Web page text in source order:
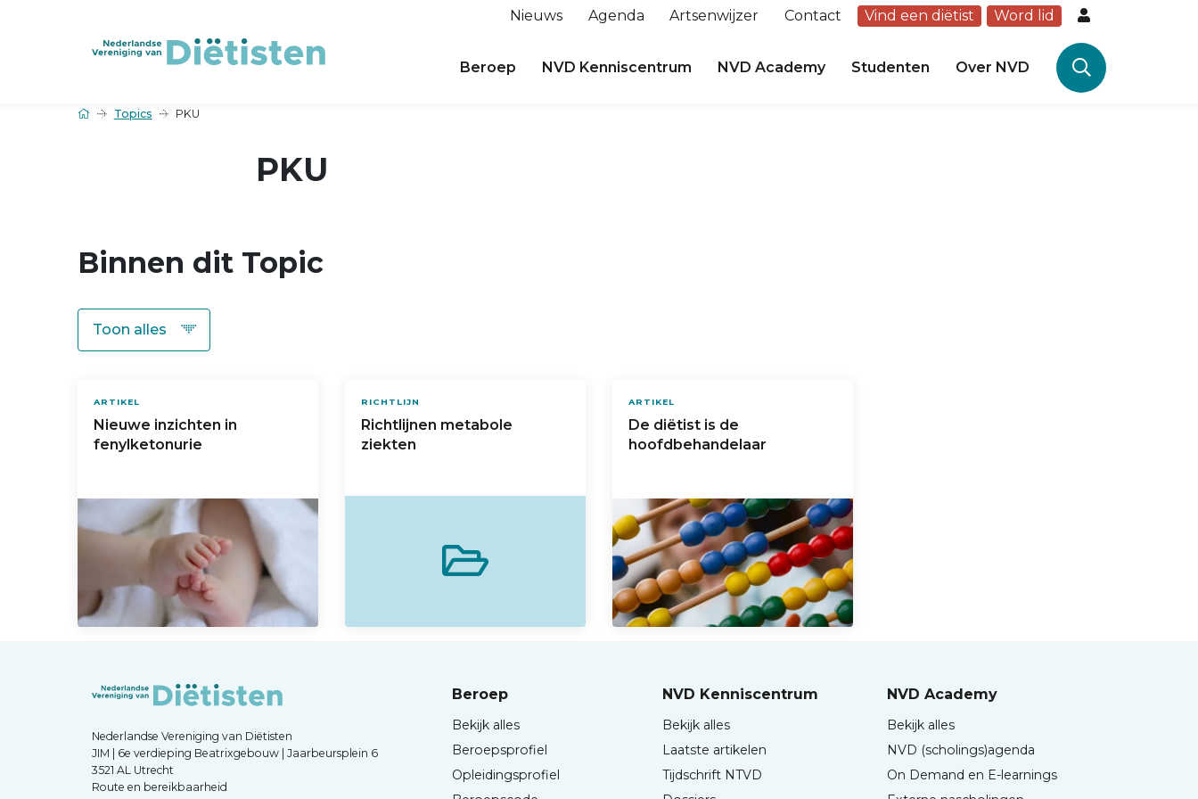
Nieuws Agenda Artsenwijzer Contact Vind een diëtist Word lid
Beroep NVD Kenniscentrum NVD Academy Studenten Over NVD
Topics PKU
PKU
Binnen dit Topic
ARTIKEL
Nieuwe inzichten in
fenylketonurie
RICHTLIJN
Richtlijnen metabole
ziekten
ARTIKEL
De diëtist is de
hoofdbehandelaar
Nederlandse Vereniging van Diëtisten
JIM | 6e verdieping Beatrixgebouw | Jaarbeursplein 6
3521 AL Utrecht
Route en bereikbaarheid
Beroep
Bekijk alles
Beroepsprofiel
Opleidingsprofiel
NVD Kenniscentrum
Bekijk alles
Laatste artikelen
Tijdschrift NTVD
NVD Academy
Bekijk alles
NVD (scholings)agenda
On Demand en E-learnings